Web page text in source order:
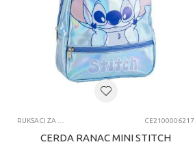
CE2100006217
CERDA RANAC MINI STITCH